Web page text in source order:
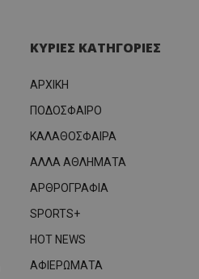
ΚΥΡΙΕΣ ΚΑΤΗΓΟΡΙΕΣ
ΑΡΧΙΚΗ
ΠΟΔΟΣΦΑΙΡΟ
ΚΑΛΑΘΟΣΦΑΙΡΑ
ΑΛΛΑ ΑΘΛΗΜΑΤΑ
ΑΡΘΡΟΓΡΑΦΙΑ
SPORTS+
HOT NEWS
ΑΦΙΕΡΩΜΑΤΑ